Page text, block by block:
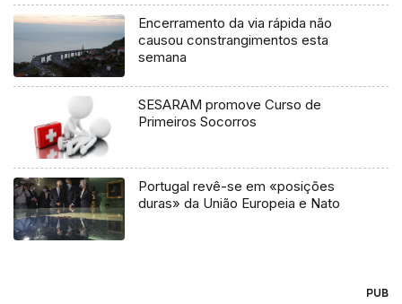
Encerramento da via rápida não
causou constrangimentos esta
semana
SESARAM promove Curso de
Primeiros Socorros
Portugal revê-se em «posições
duras» da União Europeia e Nato
PUB